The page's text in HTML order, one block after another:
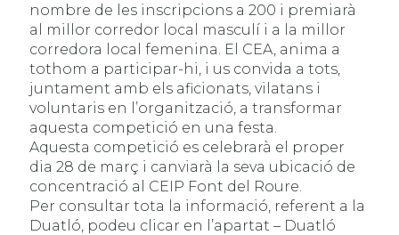
nombre de les inscripcions a 200 i premiarà
al millor corredor local masculí i a la millor
corredora local femenina. El CEA, anima a
tothom a participar-hi, i us convida a tots,
juntament amb els aficionats, vilatans i
voluntaris en l’organització, a transformar
aquesta competició en una festa.
Aquesta competició es celebrarà el proper
dia 28 de març i canviarà la seva ubicació de
concentració al CEIP Font del Roure.
Per consultar tota la informació, referent a la
Duatló, podeu clicar en l’apartat – Duatló